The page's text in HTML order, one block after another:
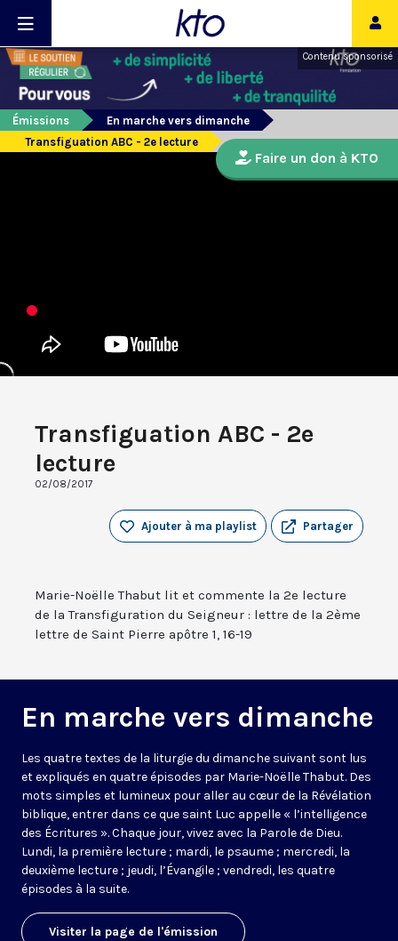
Contenu sponsorisé
Émissions
En marche vers dimanche
Transfiguation ABC - 2e lecture
Transfiguation ABC - 2e
lecture
02/08/2017
Partager
Ajouter à ma playlist
Marie-Noëlle Thabut lit et commente la 2e lecture
de la Transfiguration du Seigneur : lettre de la 2ème
lettre de Saint Pierre apôtre 1, 16-19
En marche vers dimanche
Les quatre textes de la liturgie du dimanche suivant sont lus
et expliqués en quatre épisodes par Marie-Noëlle Thabut. Des
mots simples et lumineux pour aller au cœur de la Révélation
biblique, entrer dans ce que saint Luc appelle « l’intelligence
des Écritures ». Chaque jour, vivez avec la Parole de Dieu.
Lundi, la première lecture ; mardi, le psaume ; mercredi, la
deuxième lecture ; jeudi, l’Évangile ; vendredi, les quatre
épisodes à la suite.
Visiter la page de l'émission
Faire un don à KTO